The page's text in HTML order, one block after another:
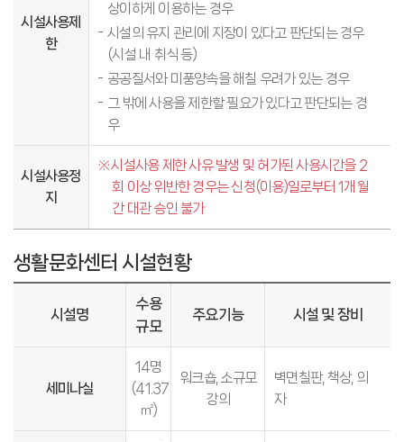
시설사용제
한
상이하게 이용하는 경우
시설의 유지 관리에 지장이 있다고 판단되는 경우
(시설 내 취식 등)
공공질서와 미풍양속을 해칠 우려가 있는 경우
그 밖에 사용을 제한할 필요가 있다고 판단되는 경
우
시설사용정
지
시설사용 제한 사유 발생 및 허가된 사용시간을 2
회 이상 위반한 경우는 신청(이용)일로부터 1개월
간 대관 승인 불가
생활문화센터 시설현황
시설명
수용
규모
주요기능 시설 및 장비
세미나실
14명
(41.37
㎡)
워크숍, 소규모
강의
벽면칠판, 책상, 의
자